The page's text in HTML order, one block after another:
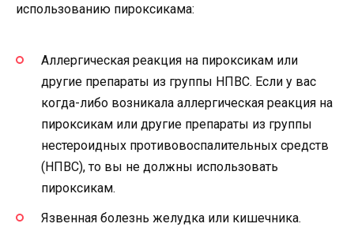
использованию пироксикама:
Аллергическая реакция на пироксикам или
другие препараты из группы НПВС. Если у вас
когда-либо возникала аллергическая реакция на
пироксикам или другие препараты из группы
нестероидных противовоспалительных средств
(НПВС), то вы не должны использовать
пироксикам.
Язвенная болезнь желудка или кишечника.